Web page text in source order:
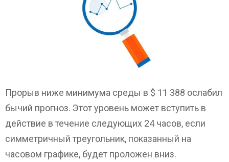
Прорыв ниже минимума среды в $ 11 388 ослабил
бычий прогноз. Этот уровень может вступить в
действие в течение следующих 24 часов, если
симметричный треугольник, показанный на
часовом графике, будет проложен вниз.